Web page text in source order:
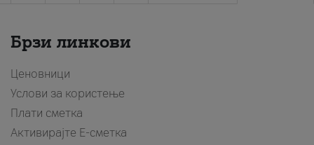
Брзи линкови
Ценовници
Услови за користење
Плати сметка
Активирајте Е-сметка